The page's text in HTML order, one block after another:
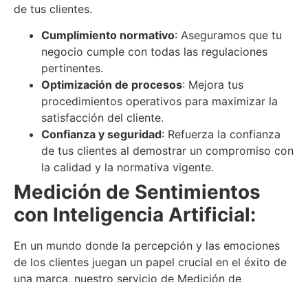
de tus clientes.
Cumplimiento normativo: Aseguramos que tu
negocio cumple con todas las regulaciones
pertinentes.
Optimización de procesos: Mejora tus
procedimientos operativos para maximizar la
satisfacción del cliente.
Confianza y seguridad: Refuerza la confianza
de tus clientes al demostrar un compromiso con
la calidad y la normativa vigente.
Medición de Sentimientos
con Inteligencia Artificial:
En un mundo donde la percepción y las emociones
de los clientes juegan un papel crucial en el éxito de
una marca, nuestro servicio de Medición de